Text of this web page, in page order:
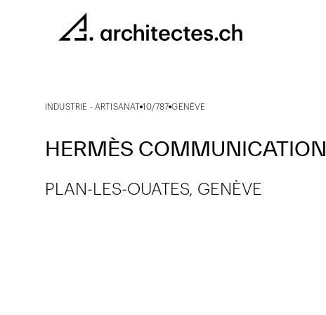
INDUSTRIE - ARTISANAT 10/787 GENÈVE
HERMÈS COMMUNICATION
PLAN-LES-OUATES, GENÈVE